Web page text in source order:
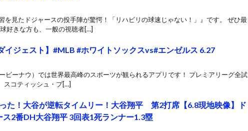
を見たドジャースの投手陣が驚愕！「リハビリの球速じゃない！」』です。 ぜひ最
好きな方も、一般の視聴者[…]
イジェスト】#MLB #ホワイトソックスvs#エンゼルス 6.27
ビーナウ）では世界最高峰のスポーツが観られるアプリです！ プレミアリーグ全試
スコティッシュ・プ[…]
た！大谷が逆転タイムリー！大谷翔平 第2打席【6.8現地映像】ド
2番DH大谷翔平 3回表1死ランナー1.3塁